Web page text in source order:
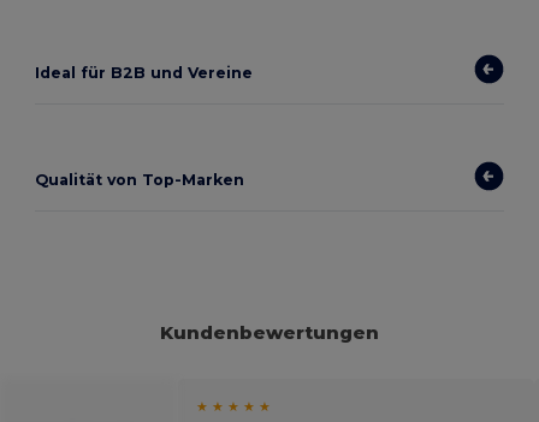
Ideal für B2B und Vereine
Qualität von Top-Marken
Kundenbewertungen
★ ★ ★ ★ ★